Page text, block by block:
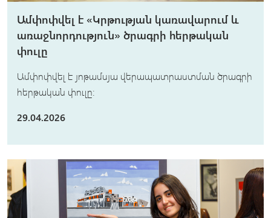
Ամփոփվել է «Կրթության կառավարում և
առաջնորդություն» ծրագրի հերթական
փուլը
Ամփոփվել է յոթամսյա վերապատրաստման ծրագրի
հերթական փուլը։
29.04.2026